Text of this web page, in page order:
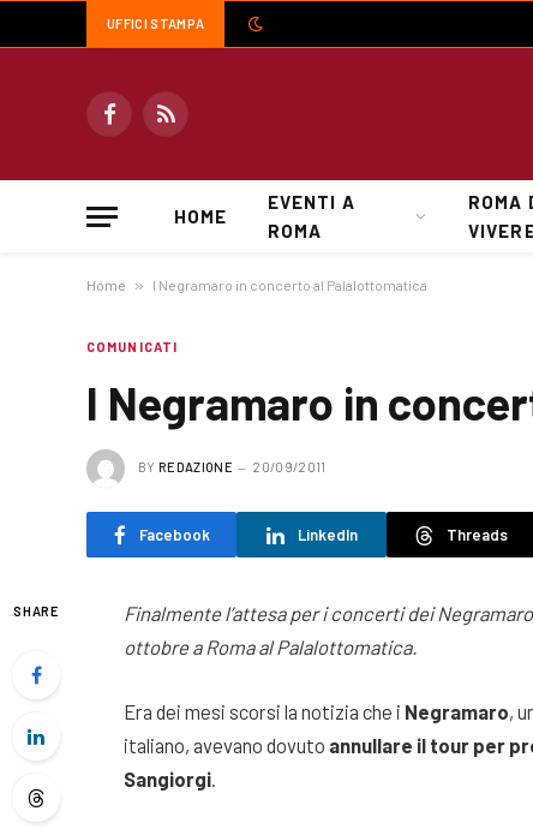
UFFICI STAMPA
FacebookRSS
HOME
EVENTI A
ROMA
ROMA
Home » I Negramaro in concerto al Palalottomatica
COMUNICATI
I Negramaro in
BY REDAZIONE 20/09/2011
Facebook LinkedIn Threads
SHARE
Finalmente l’attesa per i concerti dei
ottobre a Roma al Palalottomatica.
Era dei mesi scorsi la notizia che i Negramaro,
italiano, avevano dovuto annullare il tour per
Sangiorgi